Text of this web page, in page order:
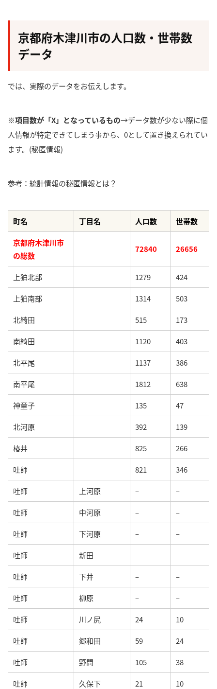
京都府木津川市の人口数・世帯数
データ
では、実際のデータをお伝えします。
※項目数が「X」となっているもの→データ数が少ない際に個
人情報が特定できてしまう事から、0として置き換えられてい
ます。(秘匿情報)
参考：統計情報の秘匿情報とは？
町名 丁目名 人口数 世帯数
京都府木津川市
の総数
72840 26656
上狛北部 1279 424
上狛南部 1314 503
北綺田 515 173
南綺田 1120 403
北平尾 1137 386
南平尾 1812 638
神童子 135 47
北河原 392 139
椿井 825 266
吐師 821 346
吐師 上河原 – –
吐師 中河原 – –
吐師 下河原 – –
吐師 新田 – –
吐師 下井 – –
吐師 柳原 – –
吐師 川ノ尻 24 10
吐師 郷和田 59 24
吐師 野間 105 38
吐師 久保下 21 10